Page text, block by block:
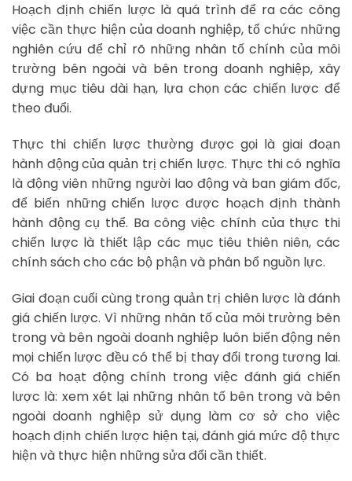
Hoạch định chiến lược là quá trình để ra các công
việc cần thực hiện của doanh nghiệp, tổ chức những
nghiên cứu để chỉ rõ những nhân tố chính của môi
trường bên ngoài và bên trong doanh nghiệp, xây
dựng mục tiêu dài hạn, lựa chọn các chiến lược để
theo đuổi.
Thực thi chiến lược thường được gọi là giai đoạn
hành động của quản trị chiến lược. Thực thi có nghĩa
là động viên những người lao động và ban giám đốc,
để biến những chiến lược được hoạch định thành
hành động cụ thể. Ba công việc chính của thực thi
chiến lược là thiết lập các mục tiêu thiên niên, các
chính sách cho các bộ phận và phân bổ nguồn lực.
Giai đoạn cuối cùng trong quản trị chiên lược là đánh
giá chiến lược. Vì những nhân tố của môi trường bên
trong và bên ngoài doanh nghiệp luôn biến động nên
mọi chiến lược đều có thể bị thay đổi trong tương lai.
Có ba hoạt động chính trong việc đánh giá chiến
lược là: xem xét lại những nhân tố bên trong và bên
ngoài doanh nghiệp sử dụng làm cơ sở cho việc
hoạch định chiến lược hiện tại, đánh giá mức độ thực
hiện và thực hiện những sửa đổi cần thiết.